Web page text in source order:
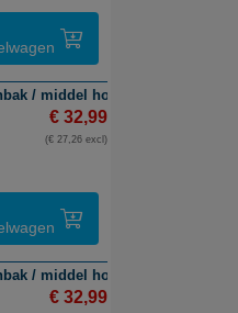
/ middel hoog / rood / 5 stuks
€ 32,99
(€ 27,26 excl)
/ middel hoog / blauw / 5
€ 32,99